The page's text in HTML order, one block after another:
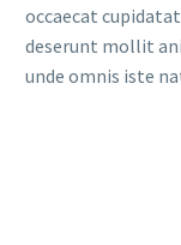
occaecat
deserunt mollit
unde omnis iste